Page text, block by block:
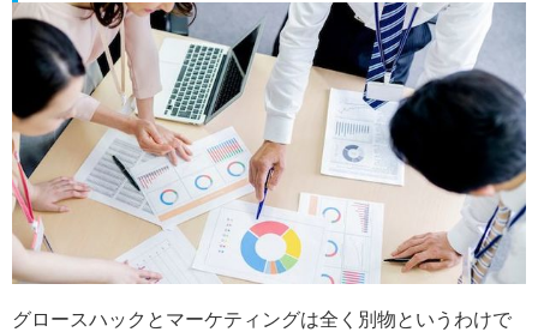
グロースハックとマーケティングは全く別物というわけで